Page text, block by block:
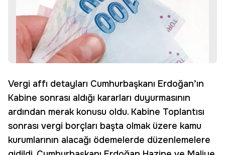
Vergi affı detayları Cumhurbaşkanı Erdoğan’ın
Kabine sonrası aldığı kararları duyurmasının
ardından merak konusu oldu. Kabine Toplantısı
sonrası vergi borçları başta olmak üzere kamu
kurumlarının alacağı ödemelerde düzenlemelere